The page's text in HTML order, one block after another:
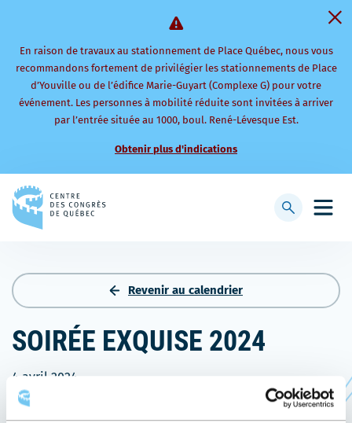
En raison de travaux au stationnement de Place Québec, nous vous
recommandons fortement de privilégier les stationnements de Place
d’Youville ou de l’édifice Marie-Guyart (Complexe G) pour votre
événement. Les personnes à mobilité réduite sont invitées à arriver
par l’entrée située au 1000, boul. René-Lévesque Est.
Obtenir plus d'indications
à
Afficher
recherche
Revenir au calendrier
SOIRÉE EXQUISE 2024
4 avril 2024
Événement passé